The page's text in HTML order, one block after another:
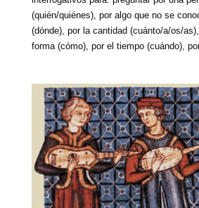
(quién/quiénes), por algo que no se
(dónde), por la cantidad (cuánto/a/os/
forma (cómo), por el tiempo (cuándo),